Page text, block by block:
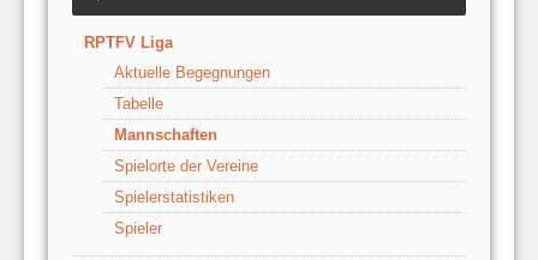
RPTFV Liga
Aktuelle Begegnungen
Tabelle
Mannschaften
Spielorte der Vereine
Spielerstatistiken
Spieler